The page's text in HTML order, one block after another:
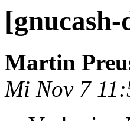
Martin
Mi Nov 7